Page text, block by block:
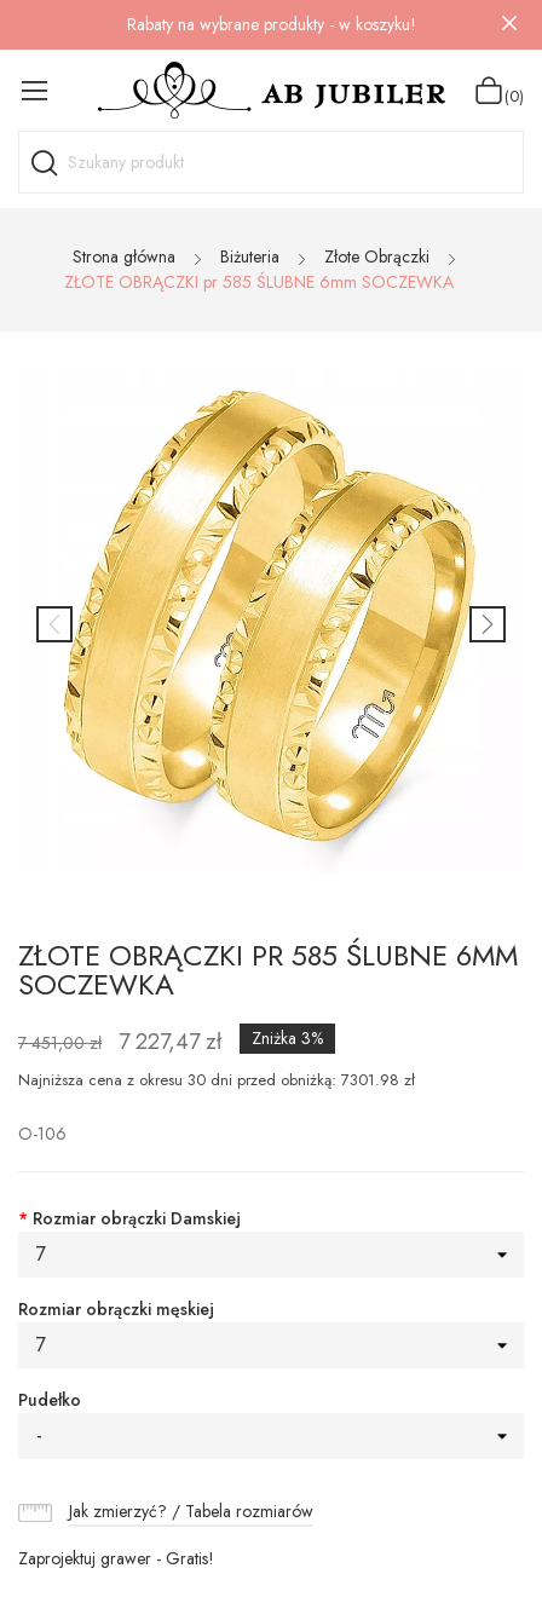
Rabaty na wybrane produkty - w koszyku!
(0)
Strona główna Biżuteria
Złote Obrączki
ZŁOTE OBRĄCZKI pr 585 ŚLUBNE 6mm SOCZEWKA
ZŁOTE OBRĄCZKI PR 585 ŚLUBNE 6MM
SOCZEWKA
7 451,00 zł 7 227,47 zł Zniżka 3%
Najniższa cena z okresu 30 dni przed obniżką: 7301.98 zł
O-106
* Rozmiar obrączki Damskiej
7
Rozmiar obrączki męskiej
7
Pudełko
-
Jak zmierzyć? / Tabela rozmiarów
Zaprojektuj grawer - Gratis!